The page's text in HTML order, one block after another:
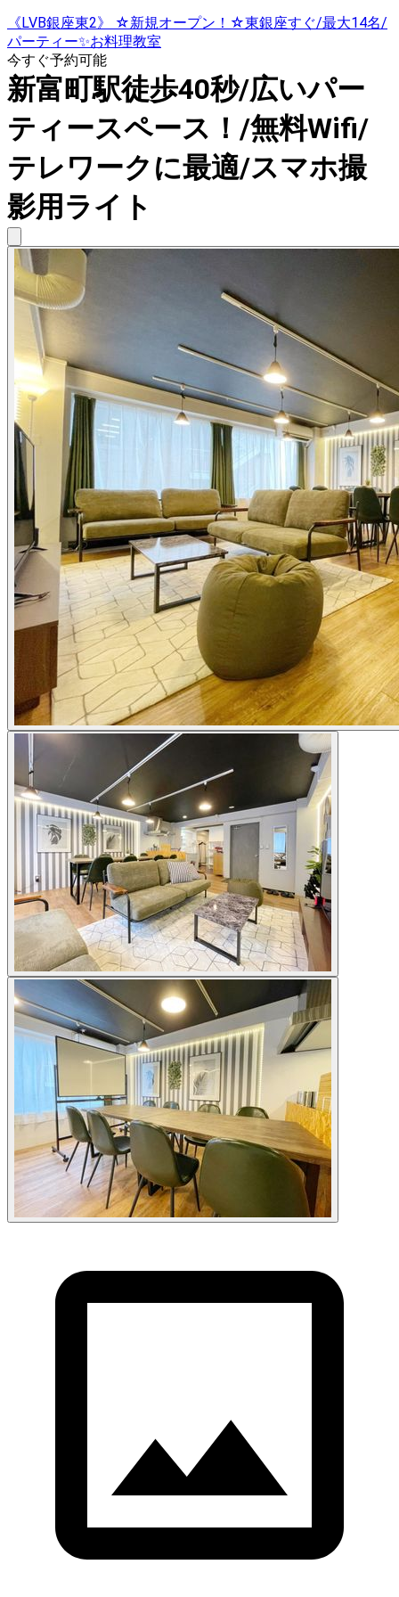
《LVB銀座東2》 ☆新規オープン！☆東銀座すぐ/最大14名/
パーティー✨お料理教室
今すぐ予約可能
新富町駅徒歩40秒/広いパー
ティースペース！/無料Wifi/
テレワークに最適/スマホ撮
影用ライト